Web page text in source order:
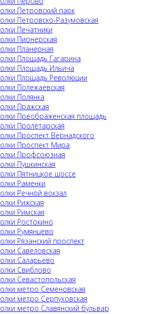
Петровский парк
Петровско-Разумовская
Печатники
Пионерская
Планерная
Площадь Гагарина
Площадь Ильича
Площадь Революции
Полежаевская
Полянка
Пражская
Преображенская площадь
Пролетарская
Проспект Вернадского
Проспект Мира
Профсоюзная
Пушкинская
Пятницкое шоссе
Раменки
Речной вокзал
Рижская
Римская
Ростокино
Румянцево
Рязанский проспект
Савеловская
Саларьево
Свиблово
Севастопольская
метро Семеновская
метро Серпуховская
метро Славянский бульвар